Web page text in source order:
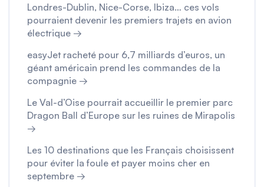
Londres-Dublin, Nice-Corse, Ibiza… ces vols
pourraient devenir les premiers trajets en avion
électrique →
easyJet racheté pour 6,7 milliards d’euros, un
géant américain prend les commandes de la
compagnie →
Le Val-d’Oise pourrait accueillir le premier parc
Dragon Ball d’Europe sur les ruines de Mirapolis
→
Les 10 destinations que les Français choisissent
pour éviter la foule et payer moins cher en
septembre →